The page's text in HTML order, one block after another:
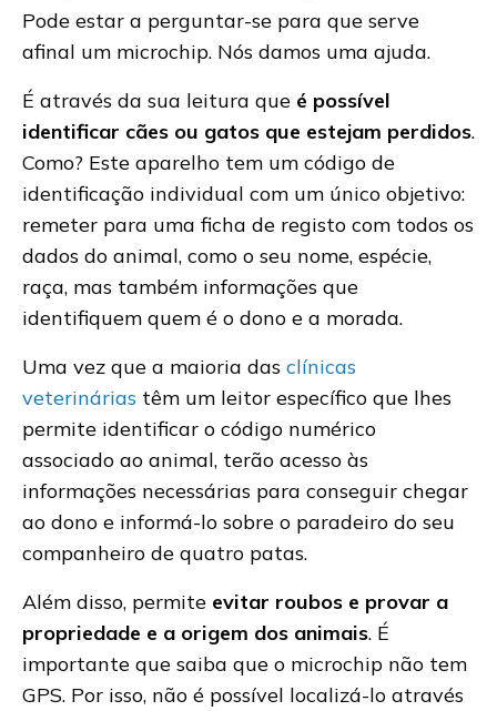
Pode estar a perguntar-se para que serve
afinal um microchip. Nós damos uma ajuda.
É através da sua leitura que é possível
identificar cães ou gatos que estejam perdidos.
Como? Este aparelho tem um código de
identificação individual com um único objetivo:
remeter para uma ficha de registo com todos os
dados do animal, como o seu nome, espécie,
raça, mas também informações que
identifiquem quem é o dono e a morada.
Uma vez que a maioria das clínicas
veterinárias têm um leitor específico que lhes
permite identificar o código numérico
associado ao animal, terão acesso às
informações necessárias para conseguir chegar
ao dono e informá-lo sobre o paradeiro do seu
companheiro de quatro patas.
Além disso, permite evitar roubos e provar a
propriedade e a origem dos animais. É
importante que saiba que o microchip não tem
GPS. Por isso, não é possível localizá-lo através